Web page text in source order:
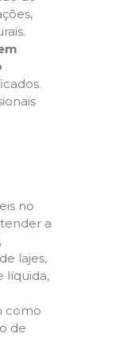
no
a
lajes,
líquida,
como
de